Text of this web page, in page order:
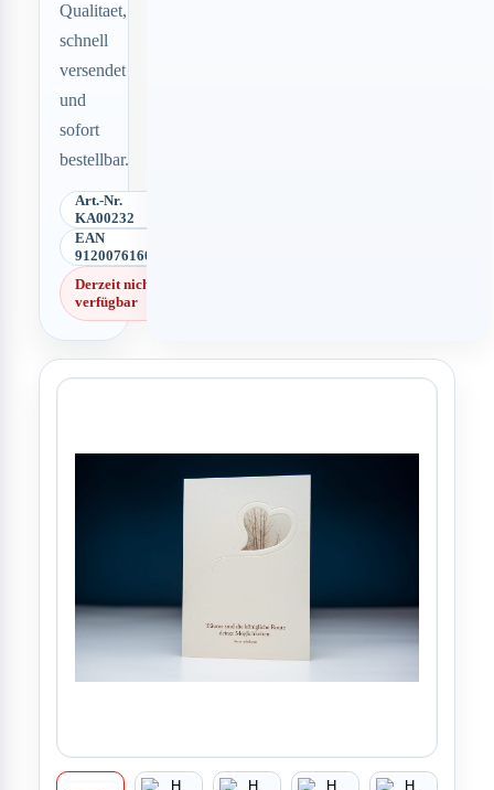
Qualitaet,
schnell
versendet
und
sofort
bestellbar.
Art.-Nr.
KA00232
EAN
9120076160741
Derzeit nicht
verfügbar